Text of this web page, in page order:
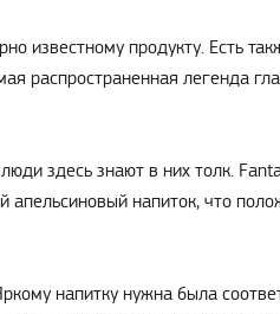
известному продукту. Есть
распространенная легенда
здесь знают в них толк.
апельсиновый напиток, что
напитку нужна была